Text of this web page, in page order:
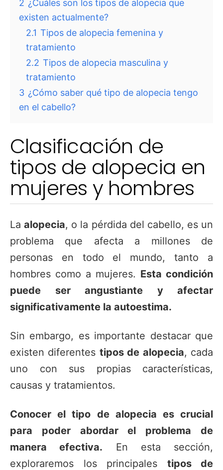
2 ¿Cuáles son los tipos de alopecia que
existen actualmente?
2.1 Tipos de alopecia femenina y
tratamiento
2.2 Tipos de alopecia masculina y
tratamiento
3 ¿Cómo saber qué tipo de alopecia tengo
en el cabello?
Clasificación de
tipos de alopecia en
mujeres y hombres
Laalopecia, o la pérdida del cabello, es un
problema que afecta a millones de
personas en todo el mundo, tanto a
hombres como a mujeres. Esta condición
puede ser angustiante y afectar
significativamente la autoestima.
Sin embargo, es importante destacar que
existen diferentes tipos de alopecia, cada
uno con sus propias características,
causas y tratamientos.
Conocer el tipo de alopecia es crucial
para poder abordar el problema de
manera efectiva. En esta sección,
exploraremos los principales tipos de